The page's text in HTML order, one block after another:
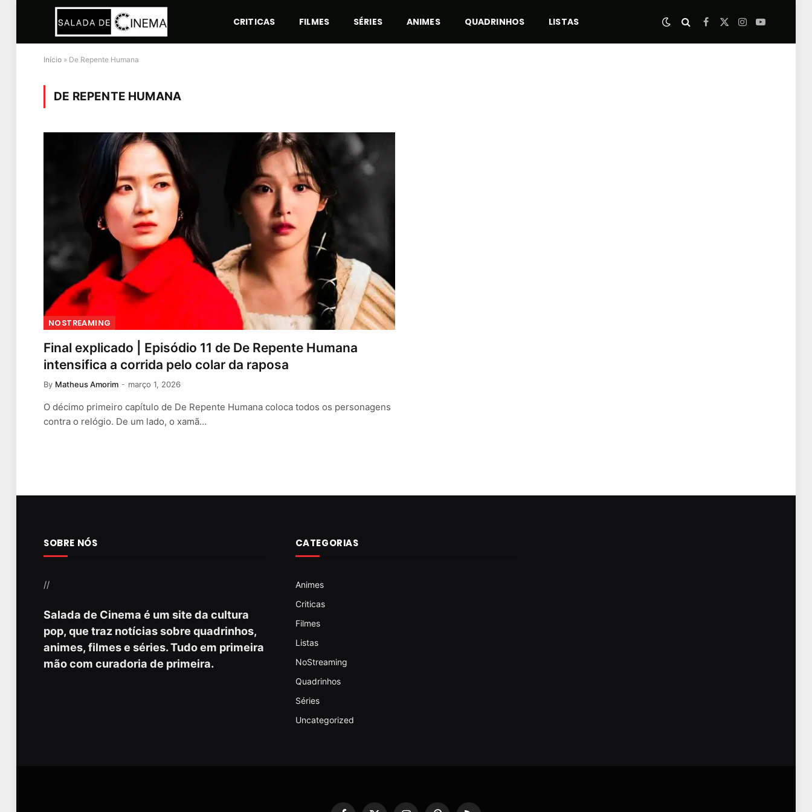
CRITICAS FILMES SÉRIES ANIMES QUADRINHOS LISTAS Facebook
X
Instagram
YouTube
Início » De Repente Humana
DE REPENTE HUMANA
NOSTREAMING
Final explicado | Episódio 11 de De Repente Humana
intensifica a corrida pelo colar da raposa
By Matheus Amorim março 1, 2026
O décimo primeiro capítulo de De Repente Humana coloca todos os personagens
contra o relógio. De um lado, o xamã…
SOBRE NÓS
//
Salada de Cinema é um site da cultura
pop, que traz notícias sobre quadrinhos,
animes, filmes e séries. Tudo em primeira
mão com curadoria de primeira.
CATEGORIAS
Animes
Criticas
Filmes
Listas
NoStreaming
Quadrinhos
Séries
Uncategorized